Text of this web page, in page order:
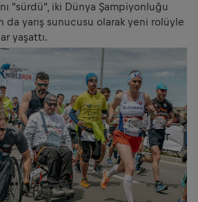
"sürdü", iki Dünya Şampiyonluğu
da yarış sunucusu olarak yeni rolüyle
yaşattı.